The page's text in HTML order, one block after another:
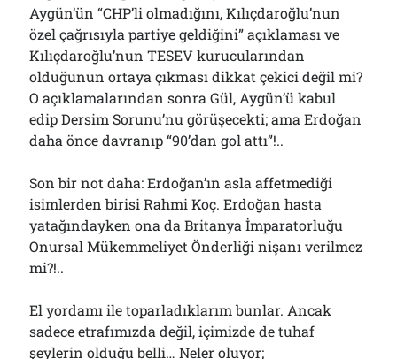
Aygün’ün “CHP’li olmadığını, Kılıçdaroğlu’nun
özel çağrısıyla partiye geldiğini” açıklaması ve
Kılıçdaroğlu’nun TESEV kurucularından
olduğunun ortaya çıkması dikkat çekici değil mi?
O açıklamalarından sonra Gül, Aygün’ü kabul
edip Dersim Sorunu’nu görüşecekti; ama Erdoğan
daha önce davranıp “90’dan gol attı”!..
Son bir not daha: Erdoğan’ın asla affetmediği
isimlerden birisi Rahmi Koç. Erdoğan hasta
yatağındayken ona da Britanya İmparatorluğu
Onursal Mükemmeliyet Önderliği nişanı verilmez
mi?!..
El yordamı ile toparladıklarım bunlar. Ancak
sadece etrafımızda değil, içimizde de tuhaf
şeylerin olduğu belli… Neler oluyor;